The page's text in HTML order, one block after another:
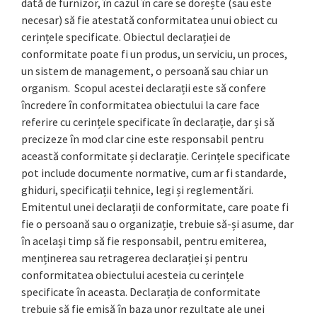
dată de furnizor, în cazul în care se dorește (sau este
necesar) să fie atestată conformitatea unui obiect cu
cerințele specificate. Obiectul declarației de
conformitate poate fi un produs, un serviciu, un proces,
un sistem de management, o persoană sau chiar un
organism. Scopul acestei declarații este să confere
încredere în conformitatea obiectului la care face
referire cu cerințele specificate în declarație, dar și să
precizeze în mod clar cine este responsabil pentru
această conformitate și declarație. Cerințele specificate
pot include documente normative, cum ar fi standarde,
ghiduri, specificații tehnice, legi și reglementări.
Emitentul unei declarații de conformitate, care poate fi
fie o persoană sau o organizație, trebuie să-și asume, dar
în același timp să fie responsabil, pentru emiterea,
menținerea sau retragerea declarației și pentru
conformitatea obiectului acesteia cu cerințele
specificate în aceasta. Declarația de conformitate
trebuie să fie emisă în baza unor rezultate ale unei